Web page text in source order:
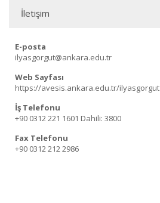
İletişim
E-posta
ilyasgorgut@ankara.edu.tr
Web Sayfası
https://avesis.ankara.edu.tr/ilyasgorgut
İş Telefonu
+90 0312 221 1601 Dahili: 3800
Fax Telefonu
+90 0312 212 2986